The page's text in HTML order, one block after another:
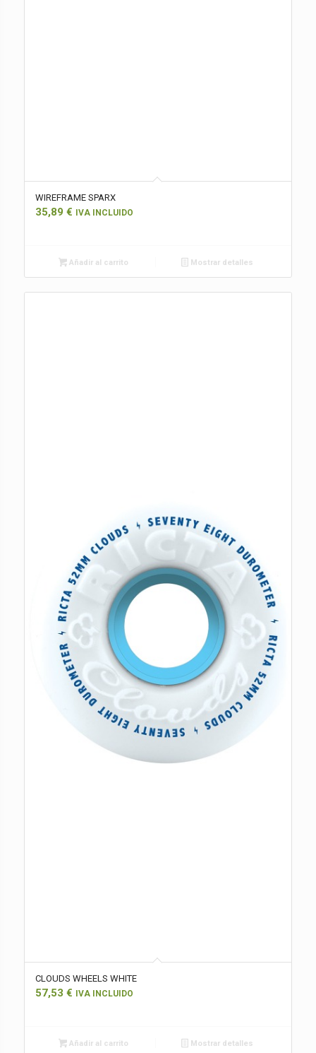
WIREFRAME SPARX
35,89 € IVA INCLUIDO
Añadir al carrito Mostrar detalles
CLOUDS WHEELS WHITE
57,53 € IVA INCLUIDO
Añadir al carrito Mostrar detalles